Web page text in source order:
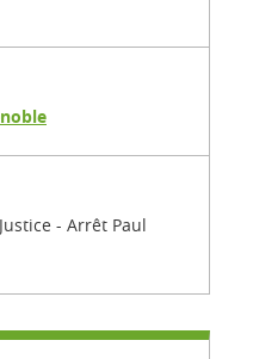
- Arrêt Paul